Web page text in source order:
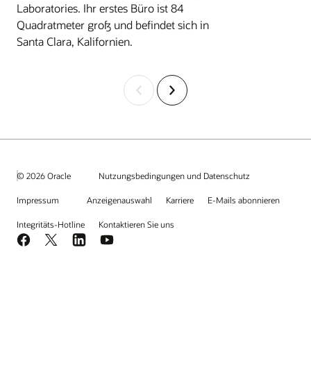
Laboratories. Ihr erstes Büro ist 84
Quadratmeter groß und befindet sich in
Santa Clara, Kalifornien.
Zurück Weiter
© 2026 Oracle Nutzungsbedingungen und Datenschutz
Impressum Anzeigenauswahl Karriere E-Mails abonnieren
Integritäts-Hotline Kontaktieren Sie uns
Facebook
X LinkedInYouTube